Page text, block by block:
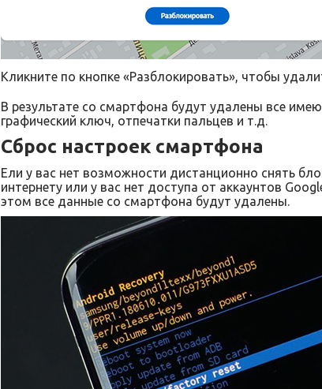
Кликните по кнопке «Разблокировать», чтобы
В результате со смартфона будут удалены все
графический ключ, отпечатки пальцев и т.д.
Сброс настроек смартфона
Ели у вас нет возможности дистанционно снять
интернету или у вас нет доступа от аккаунтов
этом все данные со смартфона будут удалены.